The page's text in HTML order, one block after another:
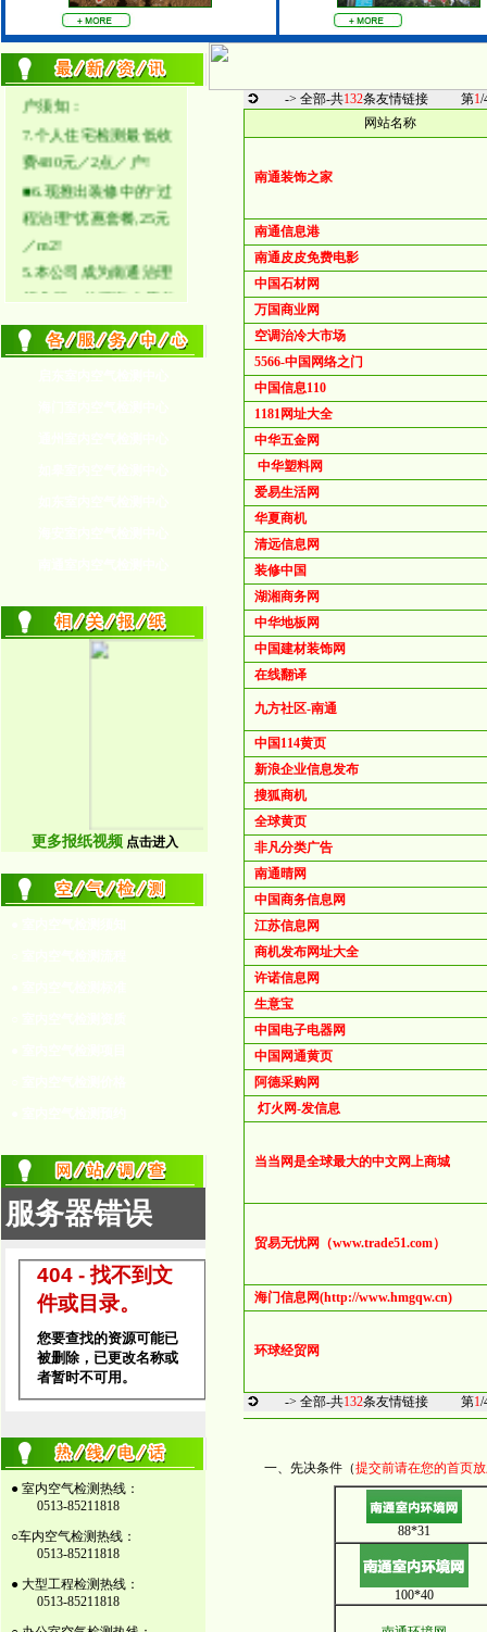
名：南通室内环境
网.cn等!
●8.室内空气检测前客
费480元／2点／户!
程治理”优惠套餐,25元
／m2!
4.本公司代理家用太阳
更多报纸视频 点击进入
● 室内空气检测热线：
0513-85211818
○车内空气检测热线：
0513-85211818
● 大型工程检测热线：
0513-85211818
-> 全部-共132条友情链接 第1/
网站名称
南通装饰之家
南通信息港
南通皮皮免费电影
中国石材网
万国商业网
空调治冷大市场
5566-中国网络之门
中国信息110
1181网址大全
中华五金网
中华塑料网
爱易生活网
华夏商机
清远信息网
装修中国
湖湘商务网
中华地板网
中国建材装饰网
在线翻译
九方社区-南通
中国114黄页
新浪企业信息发布
搜狐商机
全球黄页
非凡分类广告
南通晴网
中国商务信息网
江苏信息网
商机发布网址大全
许诺信息网
生意宝
中国电子电器网
中国网通黄页
阿德采购网
灯火网-发信息
当当网是全球最大的中文网上商城
贸易无忧网（www.trade51.com）
海门信息网(http://www.hmgqw.cn)
环球经贸网
-> 全部-共132条友情链接 第1/
一、先决条件（提交前请在您的首页
88*31
100*40